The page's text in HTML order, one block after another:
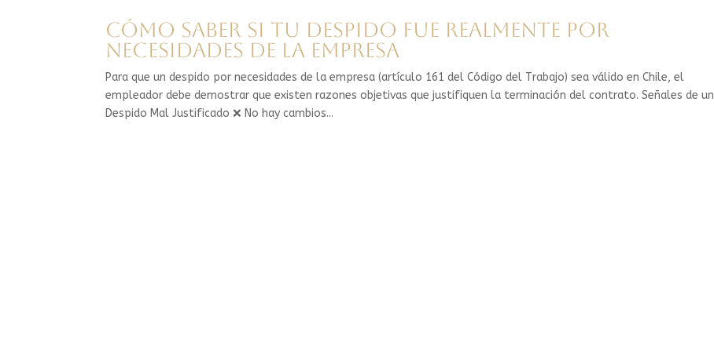
Cómo saber si tu despido fue realmente por
necesidades de la empresa
Para que un despido por necesidades de la empresa (artículo 161 del Código del Trabajo) sea válido en Chile, el
empleador debe demostrar que existen razones objetivas que justifiquen la terminación del contrato. Señales de un
Despido Mal Justificado ❌ No hay cambios...